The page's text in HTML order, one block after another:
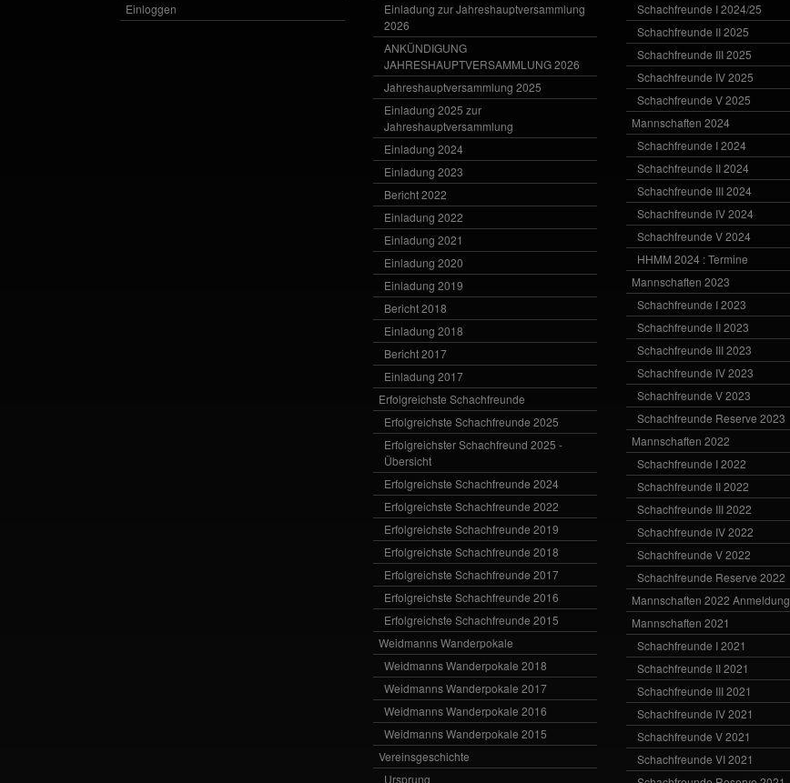
Einloggen
Einladung zur Jahreshauptversammlung
2026
ANKÜNDIGUNG
JAHRESHAUPTVERSAMMLUNG 2026
Jahreshauptversammlung 2025
Einladung 2025 zur
Jahreshauptversammlung
Einladung 2024
Einladung 2023
Bericht 2022
Einladung 2022
Einladung 2021
Einladung 2020
Einladung 2019
Bericht 2018
Einladung 2018
Bericht 2017
Einladung 2017
Erfolgreichste Schachfreunde
Erfolgreichste Schachfreunde 2025
Erfolgreichster Schachfreund 2025 -
Übersicht
Erfolgreichste Schachfreunde 2024
Erfolgreichste Schachfreunde 2022
Erfolgreichste Schachfreunde 2019
Erfolgreichste Schachfreunde 2018
Erfolgreichste Schachfreunde 2017
Erfolgreichste Schachfreunde 2016
Erfolgreichste Schachfreunde 2015
Weidmanns Wanderpokale
Weidmanns Wanderpokale 2018
Weidmanns Wanderpokale 2017
Weidmanns Wanderpokale 2016
Weidmanns Wanderpokale 2015
Vereinsgeschichte
Ursprung
Schachfreunde I 2024/25
Schachfreunde II 2025
Schachfreunde III 2025
Schachfreunde IV 2025
Schachfreunde V 2025
Mannschaften 2024
Schachfreunde I 2024
Schachfreunde II 2024
Schachfreunde III 2024
Schachfreunde IV 2024
Schachfreunde V 2024
HHMM 2024 : Termine
Mannschaften 2023
Schachfreunde I 2023
Schachfreunde II 2023
Schachfreunde III 2023
Schachfreunde IV 2023
Schachfreunde V 2023
Schachfreunde Reserve 2023
Mannschaften 2022
Schachfreunde I 2022
Schachfreunde II 2022
Schachfreunde III 2022
Schachfreunde IV 2022
Schachfreunde V 2022
Schachfreunde Reserve 2022
Mannschaften 2022 Anmeldung
Mannschaften 2021
Schachfreunde I 2021
Schachfreunde II 2021
Schachfreunde III 2021
Schachfreunde IV 2021
Schachfreunde V 2021
Schachfreunde VI 2021